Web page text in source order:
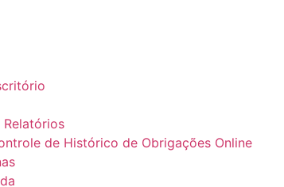
Relatórios
de Histórico de Obrigações Online